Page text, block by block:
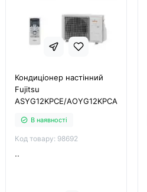
Кондиціонер настінний
Fujitsu
ASYG12KPCE/AOYG12KPCA
В наявності
Код товару: 98692
..